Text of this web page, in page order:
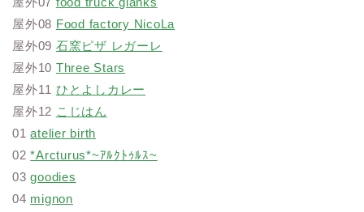
屋外08 Food factory NicoLa
屋外09 石窯ピザ レガーレ
屋外10 Three Stars
屋外11 ひとよしカレー
屋外12 こじはん
01atelier birth
02*Arcturus*~ｱﾙｸﾄｩﾙｽ~
03goodies
04 mignon